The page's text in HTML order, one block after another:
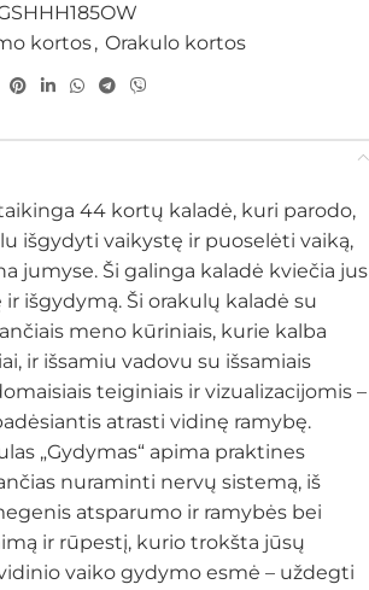
kortos, Orakulo kortos
44 kortų kaladė, kuri parodo,
išgydyti vaikystę ir puoselėti vaiką,
jumyse. Ši galinga kaladė kviečia jus
išgydymą. Ši orakulų kaladė su
meno kūriniais, kurie kalba
ir išsamiu vadovu su išsamiais
teiginiais ir vizualizacijomis –
atrasti vidinę ramybę.
„Gydymas“ apima praktines
nuraminti nervų sistemą, iš
atsparumo ir ramybės bei
ir rūpestį, kurio trokšta jūsų
vaiko gydymo esmė – uždegti